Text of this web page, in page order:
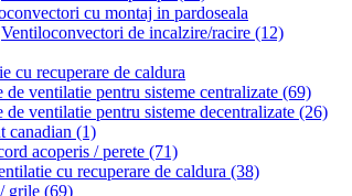
cu montaj in pardoseala
Ventiloconvectori de incalzire/racire (12)
cu recuperare de caldura
de ventilatie pentru sisteme centralizate (69)
de ventilatie pentru sisteme decentralizate (26)
canadian (1)
acoperis / perete (71)
cu recuperare de caldura (38)
grile (69)